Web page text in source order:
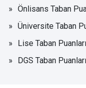
Önlisans Taban
Üniversite Taban
Lise Taban Puanları
DGS Taban Puanları